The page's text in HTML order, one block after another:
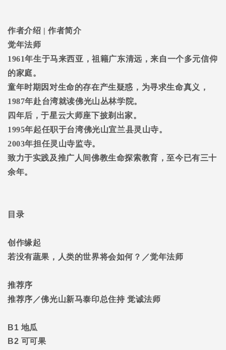
作者介绍 |作者简介
觉年法师
1961年生于马来西亚，祖籍广东清远，来自一个多元信仰
的家庭。
童年时期因对生命的存在产生疑惑，为寻求生命真义，
1987年赴台湾就读佛光山丛林学院。
四年后，于星云大师座下披剃出家。
1995年起任职于台湾佛光山宜兰县灵山寺。
2003年担任灵山寺监寺。
致力于实践及推广人间佛教生命探索教育，至今已有三十
余年。
目录
创作缘起
若没有蔬果，人类的世界将会如何？／觉年法师
推荐序
推荐序／佛光山新马泰印总住持 觉诚法师
B1 地瓜
B2 可可果